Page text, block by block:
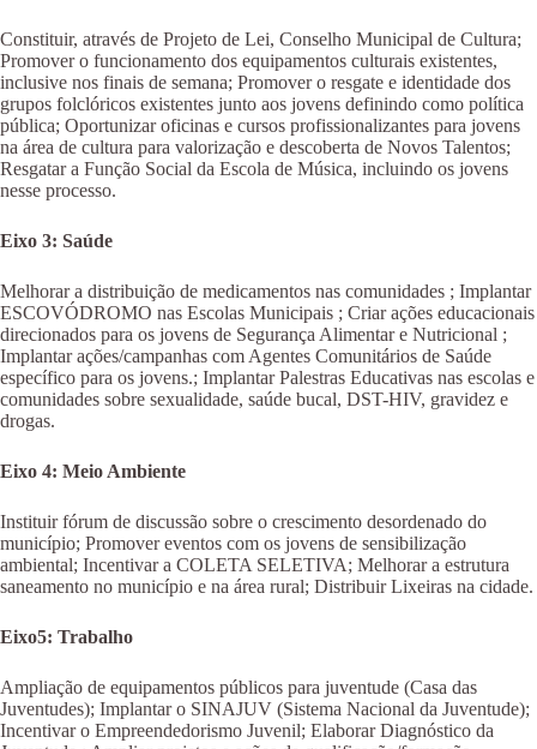
Constituir, através de Projeto de Lei, Conselho Municipal de Cultura;
Promover o funcionamento dos equipamentos culturais existentes,
inclusive nos finais de semana; Promover o resgate e identidade dos
grupos folclóricos existentes junto aos jovens definindo como política
pública; Oportunizar oficinas e cursos profissionalizantes para jovens
na área de cultura para valorização e descoberta de Novos Talentos;
Resgatar a Função Social da Escola de Música, incluindo os jovens
nesse processo.
Eixo 3: Saúde
Melhorar a distribuição de medicamentos nas comunidades ; Implantar
ESCOVÓDROMO nas Escolas Municipais ; Criar ações educacionais
direcionados para os jovens de Segurança Alimentar e Nutricional ;
Implantar ações/campanhas com Agentes Comunitários de Saúde
específico para os jovens.; Implantar Palestras Educativas nas escolas e
comunidades sobre sexualidade, saúde bucal, DST-HIV, gravidez e
drogas.
Eixo 4: Meio Ambiente
Instituir fórum de discussão sobre o crescimento desordenado do
município; Promover eventos com os jovens de sensibilização
ambiental; Incentivar a COLETA SELETIVA; Melhorar a estrutura
saneamento no município e na área rural; Distribuir Lixeiras na cidade.
Eixo5: Trabalho
Ampliação de equipamentos públicos para juventude (Casa das
Juventudes); Implantar o SINAJUV (Sistema Nacional da Juventude);
Incentivar o Empreendedorismo Juvenil; Elaborar Diagnóstico da